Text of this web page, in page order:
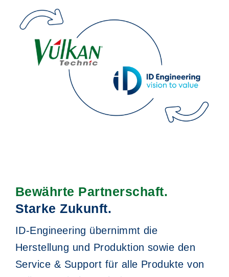
Bewährte Partnerschaft.
Starke Zukunft.
ID-Engineering übernimmt die
Herstellung und Produktion sowie den
Service & Support für alle Produkte von